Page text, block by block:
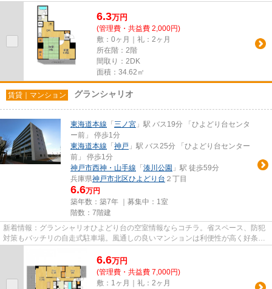
戸市中央区エリアの賃貸情報...
6.3万円
(管理費・共益費 2,000円)
敷：0ヶ月｜礼：2ヶ月
所在階：2階
間取り：2DK
面積：34.62㎡
賃貸｜マンション グランシャリオ
東海道本線 「 三ノ宮 」駅 バス19分 「ひよどり台センタ
ー前」 停歩1分
東海道本線 「 神戸 」駅 バス25分 「ひよどり台センター
前」 停歩1分
神戸市西神・山手線 「 湊川公園 」駅 徒歩59分
兵庫県神戸市北区ひよどり台 ２丁目
6.6万円
築年数：築7年 ｜募集中： 1室
階数：7階建
新着情報：グランシャリオひよどり台の空室情報ならコチラ。省スペース、防犯
対策もバッチリの自走式駐車場。風通しの良いマンションは利便性が高く好条件
6.6万円
(管理費・共益費 7,000円)
敷：1ヶ月｜礼：2ヶ月